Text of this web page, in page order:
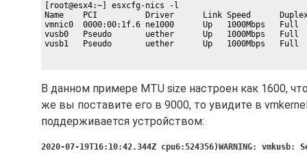
[root@esx4:~] esxcfg-nics -l
Name    PCI          Driver      Link Speed      Duplex
vmnic0  0000:00:1f.6 ne1000      Up   1000Mbps
vusb0   Pseudo       uether      Up   1000Mbps   Full
В данном примере MTU size настроен как 1600,
же вы поставите его в 9000, то увидите в
поддерживается устройством:
2020-07-19T16:10:42.344Z cpu6:524356)WARNING: